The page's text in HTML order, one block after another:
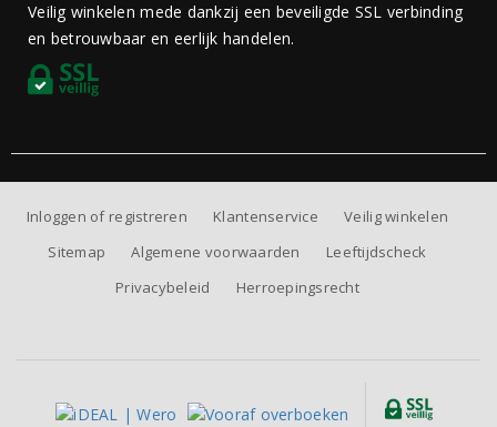
Veilig winkelen mede dankzij een beveiligde SSL verbinding
en betrouwbaar en eerlijk handelen.
Inloggen of registreren Klantenservice
Veilig winkelen
Sitemap
Algemene voorwaarden
Leeftijdscheck
Privacybeleid
Herroepingsrecht